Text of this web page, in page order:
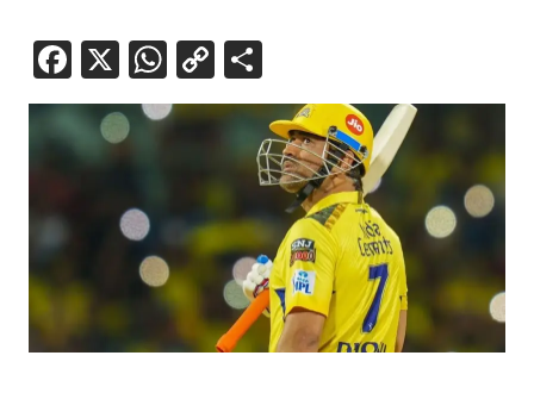
F
a
c
e
o
k
X
W
h
at
A
p
p
C
o
y
Li
n
k
h
ar
e